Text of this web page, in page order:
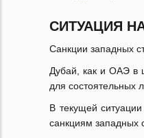
СИТУАЦИЯ
Санкции западных
Дубай, как и ОАЭ в
для состоятельных
В текущей
санкциям западных